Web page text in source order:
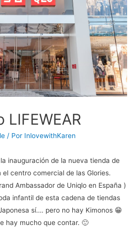
LIFEWEAR
/ Por InlovewithKaren
inauguración de la nueva tienda de
el centro comercial de las Glories.
Ambassador de Uniqlo en España )
infantil de esta cadena de tiendas
sí…. pero no hay Kimonos 😁
hay mucho que contar. 🙂